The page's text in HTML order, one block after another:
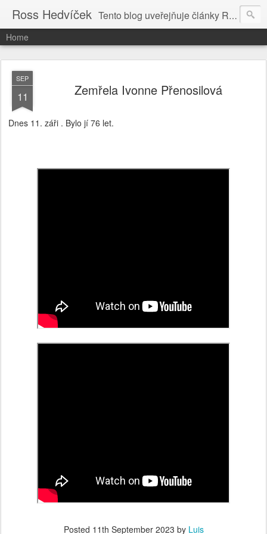
Ross Hedvíček Tento blog uveřejňuje články Ross Hedvíčka v češtině (pokud budu mit naladu) - s editacni pomoci Ludvika Dedika.
Home
SEP
11 Zemřela Ivonne Přenosilová
Dnes 11. záři . Bylo jí 76 let.
Posted 11th September 2023 by Luis